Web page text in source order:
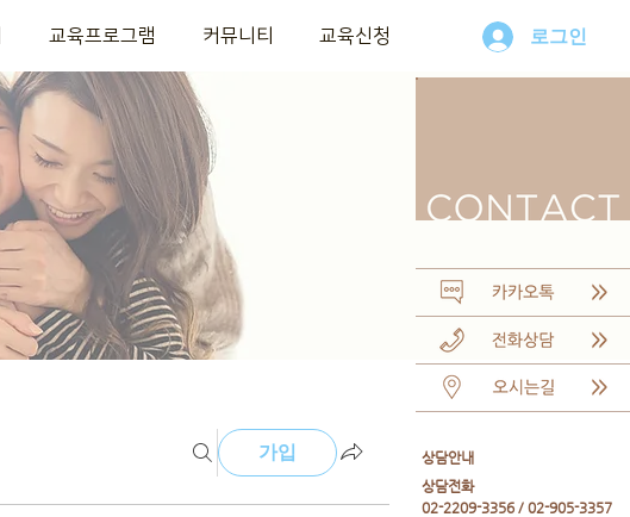
​상담안내
​상담전화
02-2209-3356 / 02-905-3357
교육프로그램 커뮤니티 교육신청 로그인
가입